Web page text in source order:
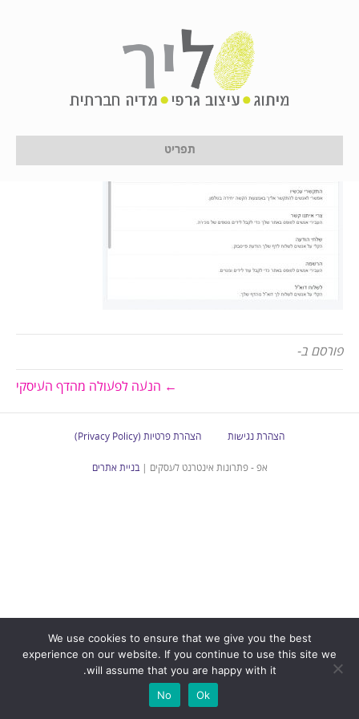
תפריט
2017-01-24_10-25-06
24 בינואר 2017
פורסם ב-
← הנעה לפעולה מהדף העיסקי
הצהרת נגישות הצהרת פרטיות (Privacy Policy)
אפ - פתרונות אינטרנט לעסקים |בניית אתרים
We use cookies to ensure that we give you the best
experience on our website. If you continue to use this site we
will assume that you are happy with it.
Ok
No